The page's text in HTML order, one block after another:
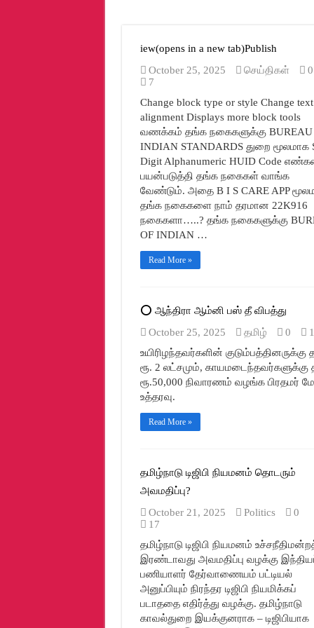
அமெரிக்காவில் முதலமைச்சர்
ரயில்வே அமைச்சருக்கு ரூ.1,001
அமரர் ஹெச். வசந்தகுமார் அவர்களின்
“தமிழ்நாடு சிறக்க அயல்நாட்டுக்குச்
நீதிபதிகள் நியமனம், ஓய்வூதியம்
மருத்துவராகும் மாற்றுத்திறனாளி
பிரதமர் மோடி திறந்து வைத்த சத்ரபதி
சென்னையில் ஃபார்முலா 4 கார்
உடனடியாக மக்கள் தொகை மற்றும் சாதி
அரசு உயர்நிலைப்பள்ளியில் கலைஞரின்
அதானியின் பங்குச் சந்தை மோசடிகள்
அதானியின் பங்குச் சந்தை மோசடிகள்
கரும்பு விவசாயிகள் சமூதாய நலக்கூடம்
அதானி + செபி இணைந்து செய்துள்ள
இரண்டாவது முறையாக மகத்தான
அதானியின் பங்குச் சந்தை மோசடிகள்
புதுச்சேரியில் முன்னாள் பாரத
தமிழ்நாடு காங்கிரஸ் அறக்கட்டளை
உபி-யில் சுட்டு கொல்ல பட்ட தலித்
ஸ்ரீபெரும்புதூரை உருவாக்குவதே
திமுக அமைப்புச் செயலாளர் திரு.
கரூர் நாடாளுமன்ற
பாரத ரத்னா திரு.ராஜிவ்காந்தி
iew(opens in a new tab)Publish
October 25, 2025
செய்திகள்
0
7
Change block type or style Change text
alignment Displays more block tools
வணக்கம் தங்க நகைகளுக்கு BUREAU
INDIAN STANDARDS துறை மூலமாக
Digit Alphanumeric HUID Code
பயன்படுத்தி தங்க நகைகள் வாங்க
வேண்டும். அதை B I S CARE APP
தங்க நகைகளை நாம் தரமான 22K916
நகைகளா…..? தங்க நகைகளுக்கு
OF INDIAN …
Read More »
⭕ ஆந்திரா ஆம்னி பஸ் தீ விபத்து
October 25, 2025
தமிழ் 0
1
உயிரிழந்தவர்களின் குடும்பத்தினருக்கு
ரூ. 2 லட்சமும், காயமடைந்தவர்களுக்கு
ரூ.50,000 நிவாரணம் வழங்க பிரதமர்
உத்தரவு.
Read More »
தமிழ்நாடு டிஜிபி நியமனம் தொடரும்
அவமதிப்பு?
October 21, 2025
Politics
0
17
தமிழ்நாடு டிஜிபி நியமனம்
இரண்டாவது அவமதிப்பு வழக்கு
பணியாளர் தேர்வாணையம் பட்டியல்
அனுப்பியும் நிரந்தர டிஜிபி நியமிக்கப்
படாததை எதிர்த்து வழக்கு. தமிழ்நாடு
காவல்துறை இயக்குனராக – டிஜிபியாக